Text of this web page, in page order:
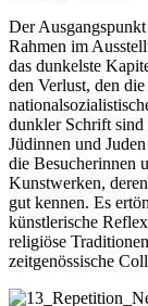
Der
Rahmen im
das dunkelste
den Verlust, den
dunkler Schrift sind
Jüdinnen und
die Besucherinnen
Kunstwerken,
gut kennen. Es
künstlerische
religiöse
zeitgenössische